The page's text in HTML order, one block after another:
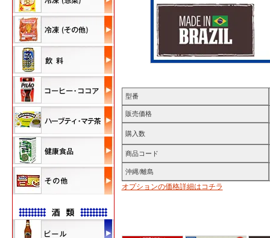
型番
販売価格
購入数
商品コード
沖縄/離島
オプションの価格詳細はコチラ